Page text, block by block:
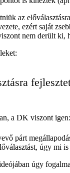
az
ezért saját
nem derült
a DK viszont igen:
párt
úgy mi
úgy